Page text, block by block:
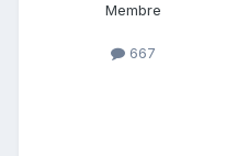
Membre
667